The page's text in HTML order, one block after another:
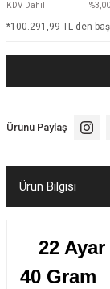
KDV Dahil
*100.291,99 TL den
Ürünü Paylaş
Ürün Bilgisi
22 Ayar
40 Gram